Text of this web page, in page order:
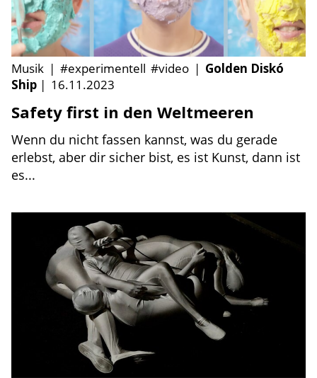
Musik | #experimentell #video | Golden Diskó
Ship | 16.11.2023
Safety first in den Weltmeeren
Wenn du nicht fassen kannst, was du gerade
erlebst, aber dir sicher bist, es ist Kunst, dann ist
es...